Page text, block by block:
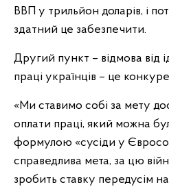
ВВП у трильйон доларів, і
здатний це забезпечити.
Другий пункт – відмова від
праці українців – це
«Ми ставимо собі за мету
оплати праці, який можна
формулою «сусіди у
справедлива мета, за цю
зробить ставку передусім